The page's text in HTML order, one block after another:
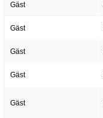
Gäst
Gäst
Gäst
Gäst
Gäst